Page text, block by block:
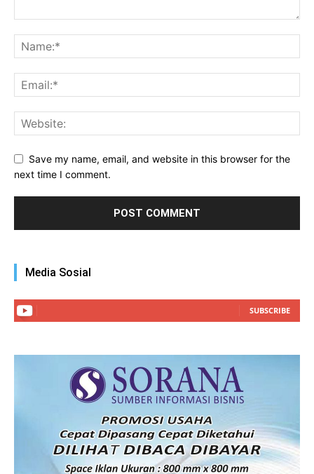
Save my name, email, and website in this browser for the
next time I comment.
Media Sosial
SUBSCRIBE